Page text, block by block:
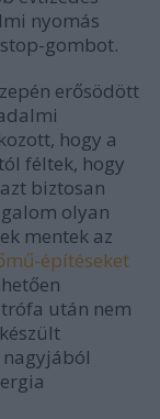
nyomás
gombot.
erősödött
hogy a
féltek, hogy
biztosan
olyan
mentek az
építéseket
után nem